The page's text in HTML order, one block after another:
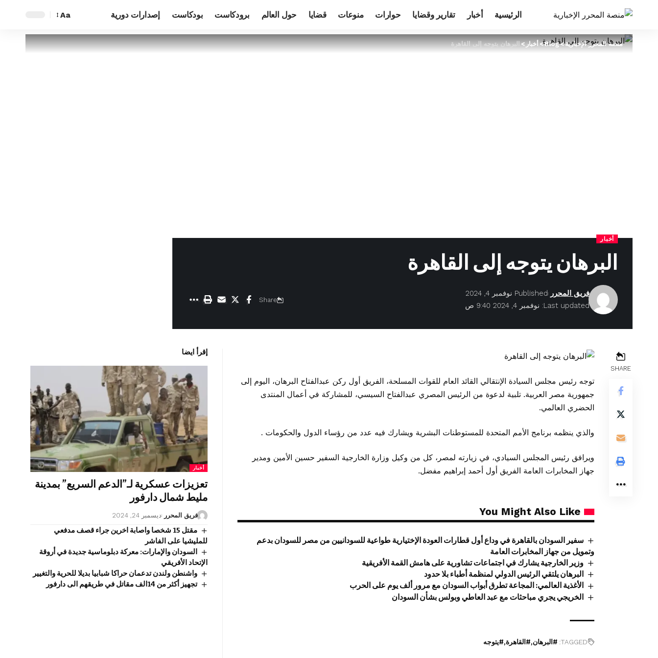
الرئيسية أخبار تقارير وقضايا حوارات منوعات قضايا حول العالم برودكاست بودكاست إصدارات دورية Aa
منصة المحرر الإخبارية>
Blog
>أخبار>البرهان يتوجه إلى القاهرة
أخبار
البرهان يتوجه إلى القاهرة
Last updated: نوفمبر 4, 2024 9:40 ص
فريق المحرر Published نوفمبر 4, 2024
Share
SHARE
توجه رئيس مجلس السيادة الإنتقالي القائد العام للقوات المسلحة، الفريق أول ركن عبدالفتاح البرهان، اليوم إلى
جمهورية مصر العربية. تلبية لدعوة من الرئيس المصري عبدالفتاح السيسي، للمشاركة في أعمال المنتدى
الحضري العالمي.
والذي ينظمه برنامج الأمم المتحدة للمستوطنات البشرية ويشارك فيه عدد من رؤساء الدول والحكومات .
ويرافق رئيس المجلس السيادي، في زيارته لمصر، كل من وكيل وزارة الخارجية السفير حسين الأمين ومدير
جهاز المخابرات العامة الفريق أول أحمد إبراهيم مفضل.
You Might Also Like
سفير السودان بالقاهرة في وداع أول قطارات العودة الإختيارية طواعية للسودانيين من مصر للسودان بدعم
وتمويل من جهاز المخابرات العامة
وزير الخارجية يشارك في اجتماعات تشاورية على هامش القمة الأفريقية
البرهان يلتقي الرئيس الدولي لمنظمة أطباء بلا حدود
الأغذية العالمي: المجاعة تطرق أبواب السودان مع مرور ألف يوم على الحرب
الخريجي يجري مباحثات مع عبد العاطي وبولس بشأن السودان
TAGGED: #البرهان #القاهرة #يتوجه
إقرأ ايضا
أخبار
تعزيزات عسكرية لـ”الدعم السريع” بمدينة
مليط شمال دارفور
فريق المحرر ديسمبر 24, 2024
مقتل 15 شخصا واصابة اخرين جراء قصف مدفعي
للمليشيا على الفاشر
السودان والإمارات: معركة دبلوماسية جديدة في أروقة
الإتحاد الأفريقي
واشنطن ولندن تدعمان حراكا شبابيا بديلا للحرية والتغيير
تجهيز أكثر من 14الف مقاتل في طريقهم الى دارفور